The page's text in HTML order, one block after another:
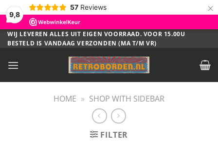
9,8
57 Reviews ×
Ga
naar
WIJ LEVEREN ALLES UIT EIGEN VOORRAAD. VOOR 15.00U
BESTELD IS VANDAAG VERZONDEN (MA T/M VR)
HOME » SHOP WITH SIDEBAR
FILTER